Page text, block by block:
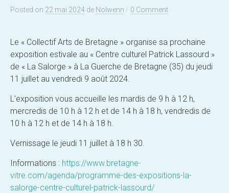
Posted on 22 mai 2024 de Nolwenn / 0 Comment
Le « Collectif Arts de Bretagne » organise sa prochaine
exposition estivale au « Centre culturel Patrick Lassourd »
de « La Salorge » à La Guerche de Bretagne (35) du jeudi
11 juillet au vendredi 9 août 2024.
L’exposition vous accueille les mardis de 9 h à 12 h,
mercredis de 10 h à 12 h et de 14 h à 18 h, vendredis de
10 h à 12 h et de 14 h à 18 h.
Vernissage le jeudi 11 juillet à 18 h 30.
Informations : https://www.bretagne-
vitre.com/agenda/programme-des-expositions-la-
salorge-centre-culturel-patrick-lassourd/